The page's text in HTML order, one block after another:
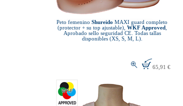
Peto femenino Shureido MAXI guard completo
(protector + su top ajustable), WKF Approved
Aprobado sello seguridad CE. Todas tallas
disponibles (XS, S, M, L).
65,91 €